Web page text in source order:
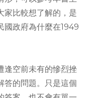
家比較想了解的，是
國政府為什麼在1949
逢空前未有的慘烈挫
答的問題。只是這個